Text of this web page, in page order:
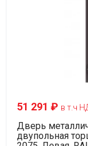
51 291 ₽ в т.ч
Дверь
двупольная